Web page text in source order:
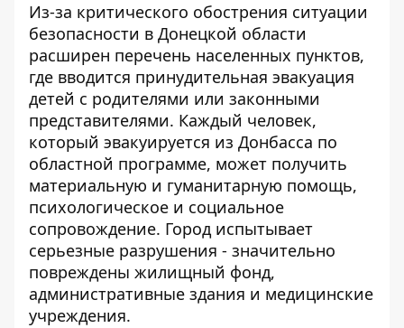
Из-за критического обострения ситуации
безопасности в Донецкой области
расширен перечень населенных пунктов,
где вводится принудительная эвакуация
детей с родителями или законными
представителями. Каждый человек,
который эвакуируется из Донбасса по
областной программе, может получить
материальную и гуманитарную помощь,
психологическое и социальное
сопровождение. Город испытывает
серьезные разрушения - значительно
повреждены жилищный фонд,
административные здания и медицинские
учреждения.